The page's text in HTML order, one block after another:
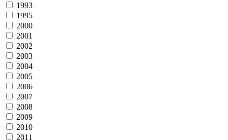
1993
1995
2000
2001
2002
2003
2004
2005
2006
2007
2008
2009
2010
2011